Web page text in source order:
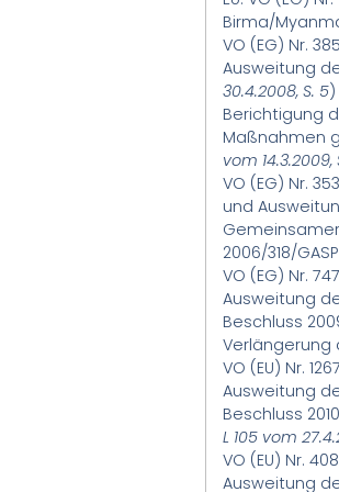
Birma/
VO (EG) Nr.
Ausweitung
30.4.2008, S. 5)
Berichtigung
Maßnahmen
vom 14.3.2009,
VO (EG) Nr.
und
2006/318/
VO (EG) Nr.
Ausweitung
Beschluss
Verlängerung
VO (EU) Nr.
Ausweitung
Beschluss
L 105 vom
VO (EU) Nr.
Ausweitung